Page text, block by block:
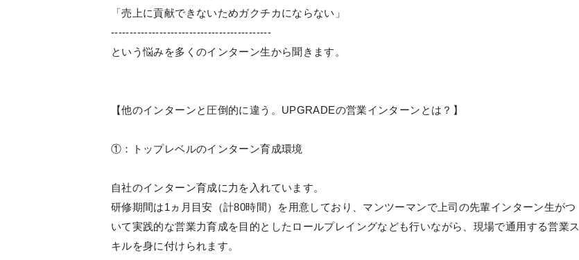
「売上に貢献できないためガクチカにならない」
-------------------------------------------
という悩みを多くのインターン生から聞きます。
【他のインターンと圧倒的に違う。UPGRADEの営業インターンとは？】
①：トップレベルのインターン育成環境
自社のインターン育成に力を入れています。
研修期間は1ヵ月目安（計80時間）を用意しており、マンツーマンで上司の先輩インターン生がつ
いて実践的な営業力育成を目的としたロールプレイングなども行いながら、現場で通用する営業ス
キルを身に付けられます。